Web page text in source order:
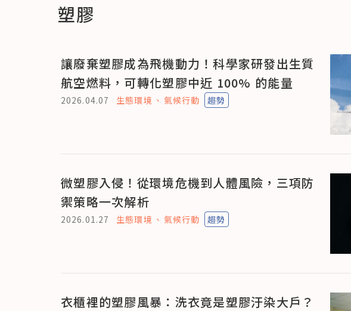
塑膠
讓廢棄塑膠成為飛機動力！科學家研發出生質
航空燃料，可轉化塑膠中近 100% 的能量
2026.04.07 生態環境 氣候行動 趨勢
微塑膠入侵！從環境危機到人體風險，三項防
禦策略一次解析
2026.01.27 生態環境 氣候行動 趨勢
衣櫃裡的塑膠風暴：洗衣竟是塑膠汙染大戶？